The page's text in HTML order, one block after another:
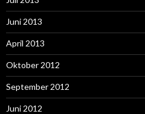
Juni 2013
April 2013
Oktober 2012
September 2012
Juni 2012